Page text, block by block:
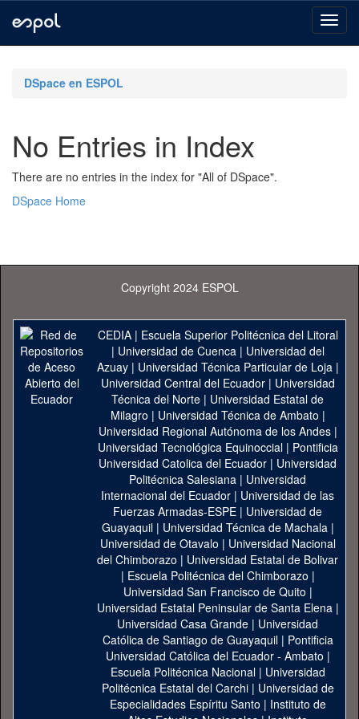
navigationDSpace en ESPOL
No Entries in Index
There are no entries in the index for "All of DSpace".
DSpace Home
Copyright 2024 ESPOL
CEDIA| Escuela Superior Politécnica del Litoral
| Universidad de Cuenca| Universidad del
Azuay| Universidad Técnica Particular de Loja|
Universidad Central del Ecuador| Universidad
Técnica del Norte | Universidad Estatal de
Milagro | Universidad Técnica de Ambato |
Universidad Regional Autónoma de los Andes|
Universidad Tecnológica Equinoccial| Pontificia
Universidad Catolica del Ecuador | Universidad
Politécnica Salesiana | Universidad
Internacional del Ecuador | Universidad de las
Fuerzas Armadas-ESPE | Universidad de
Guayaquil| Universidad Técnica de Machala|
Universidad de Otavalo | Universidad Nacional
del Chimborazo | Universidad Estatal de Bolivar
| Escuela Politécnica del Chimborazo |
Universidad San Francisco de Quito |
Universidad Estatal Peninsular de Santa Elena|
Universidad Casa Grande | Universidad
Católica de Santiago de Guayaquil| Pontificia
Universidad Católica del Ecuador - Ambato |
Escuela Politécnica Nacional| Universidad
Politécnica Estatal del Carchi| Universidad de
Especialidades Espíritu Santo | Instituto de